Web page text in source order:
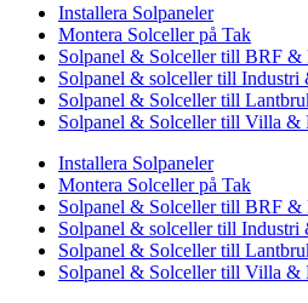
Installera Solpaneler
Montera Solceller på Tak
Solpanel & Solceller till BRF &
Solpanel & solceller till Industri
Solpanel & Solceller till
Solpanel & Solceller till Villa &
Installera Solpaneler
Montera Solceller på Tak
Solpanel & Solceller till BRF &
Solpanel & solceller till Industri
Solpanel & Solceller till
Solpanel & Solceller till Villa &